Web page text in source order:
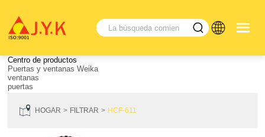
Centro de productos
Puertas y ventanas Weika
ventanas
puertas
HOGAR FILTRAR HCF-611